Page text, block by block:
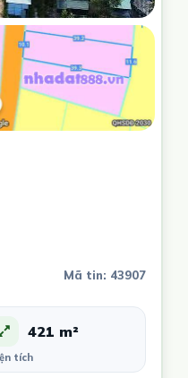
Mã tin: 43907
421 m²
tích